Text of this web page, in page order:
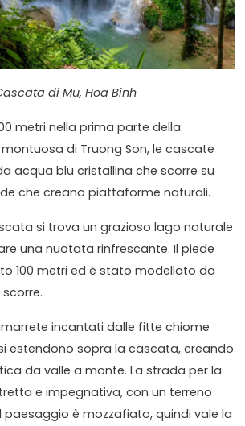
di Mu, Hoa Binh
metri nella prima parte della
di Truong Son, le cascate
acqua blu cristallina che scorre su
che creano piattaforme naturali.
si trova un grazioso lago naturale
una nuotata rinfrescante. Il piede
100 metri ed è stato modellato da
incantati dalle fitte chiome
estendono sopra la cascata, creando
da valle a monte. La strada per la
e impegnativa, con un terreno
è mozzafiato, quindi vale la